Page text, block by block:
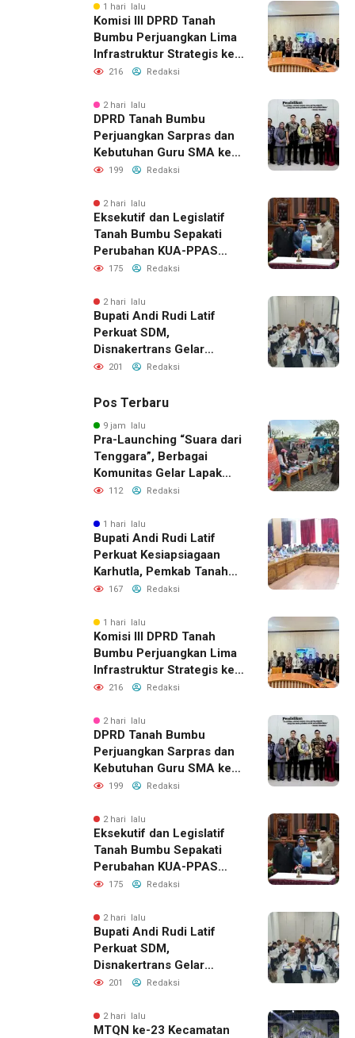
1 hari lalu
Komisi III DPRD Tanah
Bumbu Perjuangkan Lima
Infrastruktur Strategis ke
BPJN XI Banjarmasin
216 Redaksi
2 hari lalu
DPRD Tanah Bumbu
Perjuangkan Sarpras dan
Kebutuhan Guru SMA ke
Pemprov Kalsel
199 Redaksi
2 hari lalu
Eksekutif dan Legislatif
Tanah Bumbu Sepakati
Perubahan KUA-PPAS
2026, Perkuat Sinergi
175 Redaksi
2 hari lalu
Bupati Andi Rudi Latif
Perkuat SDM,
Disnakertrans Gelar
Pelatihan Desain Grafis
201 Redaksi
Pos Terbaru
9 jam lalu
Pra-Launching “Suara dari
Tenggara”, Berbagai
Komunitas Gelar Lapak
Baca di Bandara Bersujud
112 Redaksi
1 hari lalu
Bupati Andi Rudi Latif
Perkuat Kesiapsiagaan
Karhutla, Pemkab Tanah
Bumbu Aktifkan Posko
167 Redaksi
1 hari lalu
Komisi III DPRD Tanah
Bumbu Perjuangkan Lima
Infrastruktur Strategis ke
BPJN XI Banjarmasin
216 Redaksi
2 hari lalu
DPRD Tanah Bumbu
Perjuangkan Sarpras dan
Kebutuhan Guru SMA ke
Pemprov Kalsel
199 Redaksi
2 hari lalu
Eksekutif dan Legislatif
Tanah Bumbu Sepakati
Perubahan KUA-PPAS
2026, Perkuat Sinergi
175 Redaksi
2 hari lalu
Bupati Andi Rudi Latif
Perkuat SDM,
Disnakertrans Gelar
Pelatihan Desain Grafis
201 Redaksi
2 hari lalu
MTQN ke-23 Kecamatan